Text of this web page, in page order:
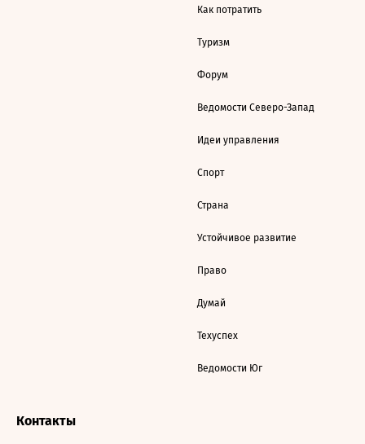
Как потратить
Туризм
Форум
Ведомости Северо-Запад
Идеи управления
Спорт
Страна
Устойчивое развитие
Право
Думай
Техуспех
Ведомости Юг
Контакты